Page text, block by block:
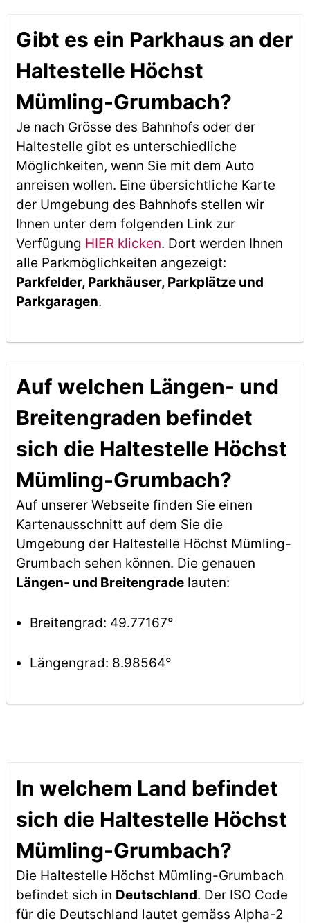
Gibt es ein Parkhaus an der
Haltestelle Höchst
Mümling-Grumbach?
Je nach Grösse des Bahnhofs oder der
Haltestelle gibt es unterschiedliche
Möglichkeiten, wenn Sie mit dem Auto
anreisen wollen. Eine übersichtliche Karte
der Umgebung des Bahnhofs stellen wir
Ihnen unter dem folgenden Link zur
Verfügung HIER klicken. Dort werden Ihnen
alle Parkmöglichkeiten angezeigt:
Parkfelder, Parkhäuser, Parkplätze und
Parkgaragen.
Auf welchen Längen- und
Breitengraden befindet
sich die Haltestelle Höchst
Mümling-Grumbach?
Auf unserer Webseite finden Sie einen
Kartenausschnitt auf dem Sie die
Umgebung der Haltestelle Höchst Mümling-
Grumbach sehen können. Die genauen
Längen- und Breitengradelauten:
Breitengrad: 49.77167°
Längengrad: 8.98564°
In welchem Land befindet
sich die Haltestelle Höchst
Mümling-Grumbach?
Die Haltestelle Höchst Mümling-Grumbach
befindet sich in Deutschland. Der ISO Code
für die Deutschland lautet gemäss Alpha-2